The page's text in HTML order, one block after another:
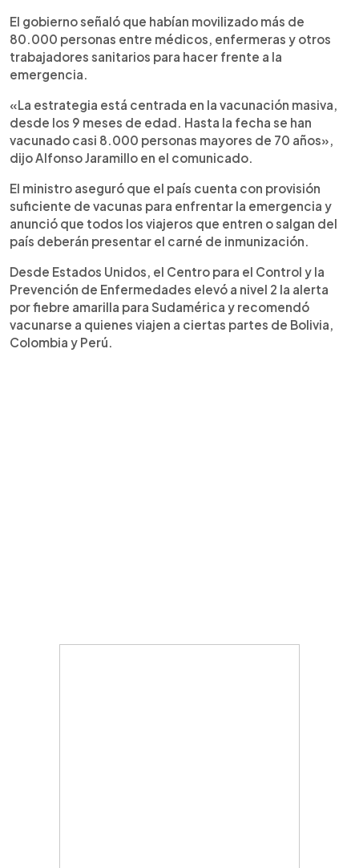
El gobierno señaló que habían movilizado más de
80.000 personas entre médicos, enfermeras y otros
trabajadores sanitarios para hacer frente a la
emergencia.
«La estrategia está centrada en la vacunación masiva,
desde los 9 meses de edad. Hasta la fecha se han
vacunado casi 8.000 personas mayores de 70 años»,
dijo Alfonso Jaramillo en el comunicado.
El ministro aseguró que el país cuenta con provisión
suficiente de vacunas para enfrentar la emergencia y
anunció que todos los viajeros que entren o salgan del
país deberán presentar el carné de inmunización.
Desde Estados Unidos, el Centro para el Control y la
Prevención de Enfermedades elevó a nivel 2 la alerta
por fiebre amarilla para Sudamérica y recomendó
vacunarse a quienes viajen a ciertas partes de Bolivia,
Colombia y Perú.